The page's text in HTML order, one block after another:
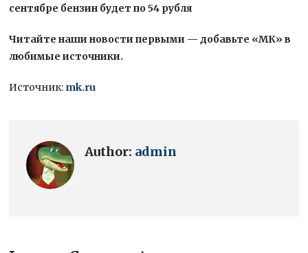
сентябре бензин будет по 54 рубля
Читайте наши новости первыми — добавьте «МК» в
любимые источники.
Источник: mk.ru
Author: admin